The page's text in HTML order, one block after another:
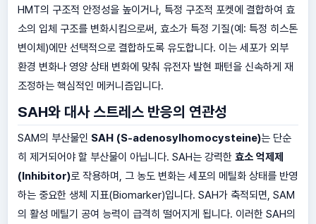
HMT의 구조적 안정성을 높이거나, 특정 구조적 포켓에 결합하여 효
소의 입체 구조를 변화시킴으로써, 효소가 특정 기질(예: 특정 히스톤
변이체)에만 선택적으로 결합하도록 유도합니다. 이는 세포가 외부
환경 변화나 영양 상태 변화에 맞춰 유전자 발현 패턴을 신속하게 재
조정하는 핵심적인 메커니즘입니다.
SAH와 대사 스트레스 반응의 연관성
SAM의 부산물인 SAH (S-adenosylhomocysteine)는 단순
히 제거되어야 할 부산물이 아닙니다. SAH는 강력한 효소 억제제
(Inhibitor)로 작용하며, 그 농도 변화는 세포의 메틸화 상태를 반영
하는 중요한 생체 지표(Biomarker)입니다. SAH가 축적되면, SAM
의 활성 메틸기 공여 능력이 급격히 떨어지게 됩니다. 이러한 SAH의